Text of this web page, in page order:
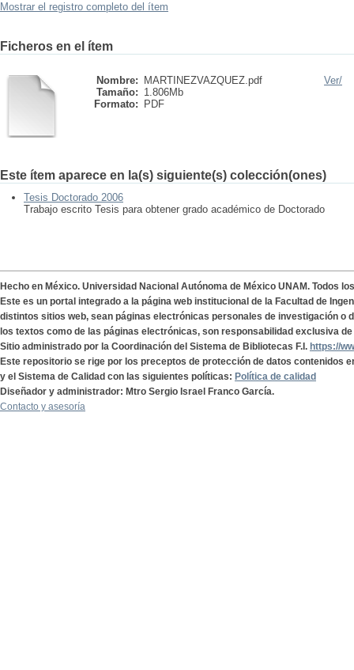
Mostrar el registro completo del ítem
Ficheros en el ítem
Nombre:
MARTINEZVAZQUEZ.pdf
Tamaño: 1.806Mb
Formato:
PDF
Ver/
Este ítem aparece en la(s) siguiente(s) colección(ones)
Tesis Doctorado 2006
Trabajo escrito Tesis para obtener grado académico de Doctorado
Hecho en México. Universidad Nacional Autónoma de México UNAM. Todos
Este es un portal integrado a la página web institucional de la Facultad de
distintos sitios web, sean páginas electrónicas personales de investigación o
los textos como de las páginas electrónicas, son responsabilidad exclusiva
Sitio administrado por la Coordinación del Sistema de Bibliotecas F.I. https://
Este repositorio se rige por los preceptos de protección de datos contenidos
y el Sistema de Calidad con las siguientes políticas: Política de calidad
Diseñador y administrador: Mtro Sergio Israel Franco García.
Contacto y asesoría